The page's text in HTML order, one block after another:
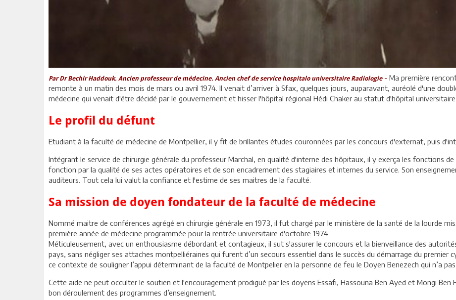
Par Dr Bechir Haddouk. Ancien professeur de médecine. Ancien chef de service hospitalo universitaire Radiologie- Ma première
remonte à un matin des mois de mars ou avril 1974. Il venait d’arriver à Sfax, quelques jours, auparavant, auréolé d'une
médecine qui venait d'être décidé par le gouvernement et hisser l'hôpital régional Hédi Chaker au statut d'hôpital universitaire
Le profil du défunt
Etudiant à la faculté de médecine de Montpellier, il y fit de brillantes études couronnées par les concours d'externat, puis
Intégrant le service de chirurgie générale du professeur Marchal, en qualité d'interne des hôpitaux, il y exerça les fonctions
fonction par la qualité de ses actes opératoires et de son encadrement des stagiaires et internes du service. Son
auditeurs. Tout cela lui valut la confiance et l'estime de ses maitres de la faculté.
Sa mission de doyen fondateur de la faculté de médecine
Nommé maitre de conférences agrégé en chirurgie générale en 1973, il fut chargé par le ministère de la santé de la lourde
première année de médecine programmée pour la rentrée universitaire d'octobre 1974
Méticuleusement, avec un enthousiasme débordant et contagieux, il sut s'assurer le concours et la bienveillance des
pays, sans négliger ses attaches montpelliéraines qui furent d’un secours essentiel dans le succès du démarrage du premier
ce contexte de souligner l’appui déterminant de la faculté de Montpelier en la personne de feu le Doyen Benezech qui n’a
Cette aide ne peut occulter le soutien et l'encouragement prodigué par les doyens Essafi, Hassouna Ben Ayed et Mongi
bon déroulement des programmes d’enseignement.